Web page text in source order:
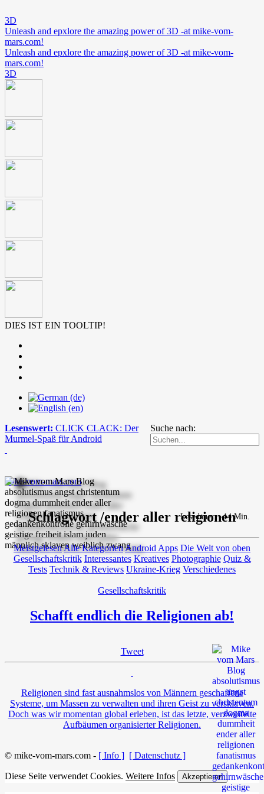
3D
Unleash and epxlore the amazing power of 3D -at mike-vom-
mars.com!
Unleash and epxlore the amazing power of 3D -at mike-vom-
mars.com!
3D
DIES IST EIN TOOLTIP!
Suche nach:
Lesenswert: CLICK CLACK: Der
Murmel-Spaß für Android
mike-vom-mars.com
Schlagwort /ender aller religionen
MeistgelesenAlle KategorienAndroid Apps Die Welt von oben
Gesellschaftskritik Interessantes Kreatives Photographie Quiz &
Tests Technik & Reviews Ukraine-Krieg Verschiedenes
Gesellschaftskritik
Schafft endlich die Religionen ab!
Tweet
Lesedauer: ~14 Min.
Religionen sind fast ausnahmslos von Männern geschaffene
Systeme, um Massen zu verwalten und ihren Geist zu versklaven.
Doch was wir momentan global erleben, ist das letzte, verzweifelte
Aufbäumen organisierter Religionen.
© mike-vom-mars.com - [ Info ] [ Datenschutz ]
Diese Seite verwendet Cookies. Weitere Infos Akzeptieren